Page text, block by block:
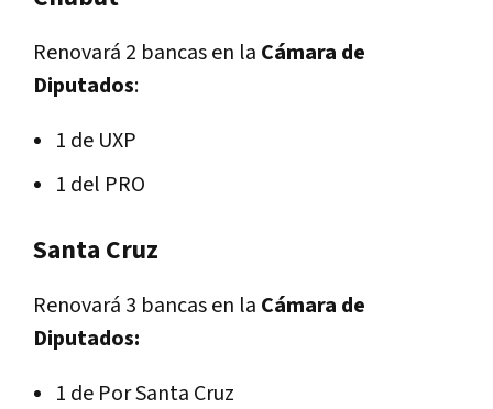
Renovará 2 bancas en la Cámara de
Diputados:
1 de UXP
1 del PRO
Santa Cruz
Renovará 3 bancas en la Cámara de
Diputados:
1 de Por Santa Cruz